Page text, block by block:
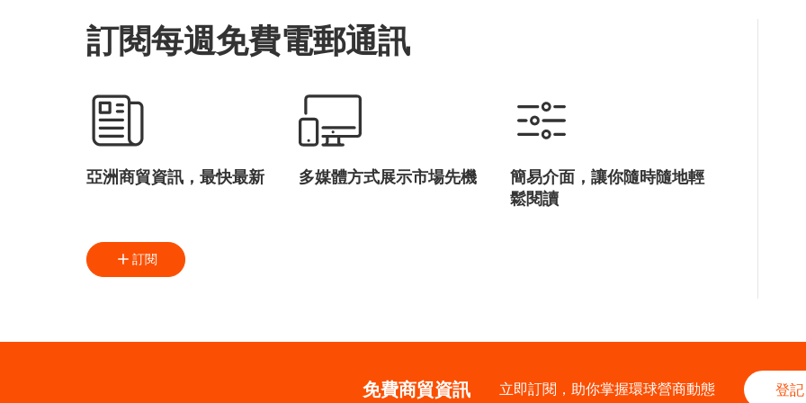
訂閱每週免費電郵通訊
亞洲商貿資訊，最快最新 多媒體方式展示市場先機
簡易介面，讓你隨時隨地輕
鬆閱讀
訂閱
免費商貿資訊 立即訂閱，助你掌握環球營商動態 登記